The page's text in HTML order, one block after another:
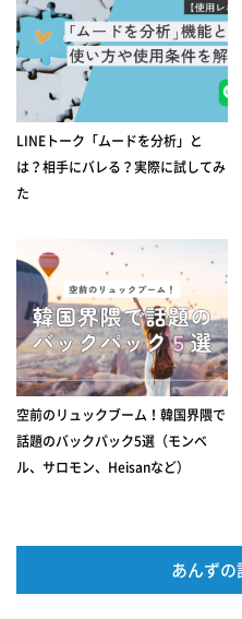
LINEトーク「ムードを分析」と
は？相手にバレる？実際に試してみ
た
空前のリュックブーム！韓国界隈で
話題のバックパック5選（モンベ
ル、サロモン、Heisanなど）
あんずの